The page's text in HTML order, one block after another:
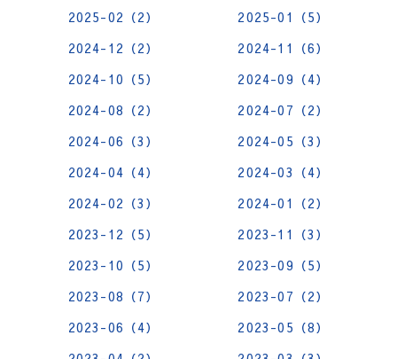
2025-02（2）
2025-01（5）
2024-12（2）
2024-11（6）
2024-10（5）
2024-09（4）
2024-08（2）
2024-07（2）
2024-06（3）
2024-05（3）
2024-04（4）
2024-03（4）
2024-02（3）
2024-01（2）
2023-12（5）
2023-11（3）
2023-10（5）
2023-09（5）
2023-08（7）
2023-07（2）
2023-06（4）
2023-05（8）